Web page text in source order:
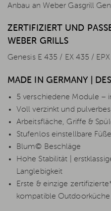
Anbau an Weber Gasgrill
ZERTIFIZIERT UND
WEBER GRILLS
Genesis E 435 / EX 435 /
MADE IN GERMANY |
5 verschiedene Module –
Voll verzinkt und
Arbeitsfläche, Griffe &
Stufenlos einstellbare Füße
Blum© Beschläge
Hohe Stabilität |
Langlebigkeit
Erste & einzige
kompatible Outdoorküche